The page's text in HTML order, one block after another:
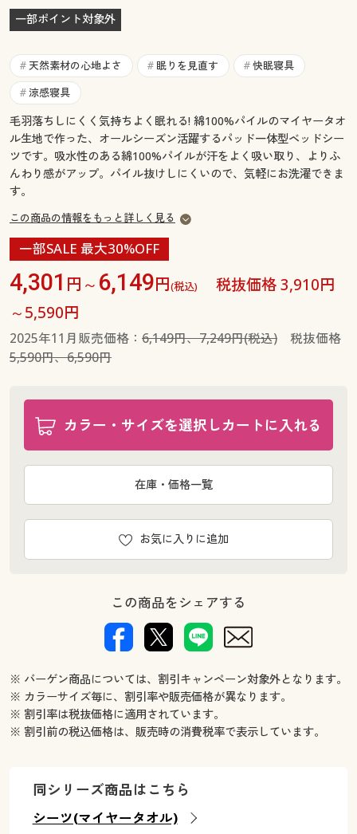
お気に入り
サポート
ご利用ガイド
よくある質問とお問い合わせ
サポート
よくある質問とお問い合わせ
一部ポイント対象外
# 天然素材の心地よさ # 眠りを見直す # 快眠寝具
# 涼感寝具
毛羽落ちしにくく気持ちよく眠れる! 綿100%パイルのマイヤータオ
ル生地で作った、オールシーズン活躍するパッド一体型ベッドシー
ツです。吸水性のある綿100%パイルが汗をよく吸い取り、よりふ
んわり感がアップ。パイル抜けしにくいので、気軽にお洗濯できま
す。
この商品の情報をもっと詳しく見る
一部SALE 最大30%OFF
4,301 円～ 6,149円(税込)
税抜価格 3,910円
～5,590円
2025年11月販売価格： 6,149円、7,249円(税込)税抜価格
5,590円、6,590円
カラー・サイズを選択しカートに入れる
お気に入りに追加
在庫・価格一覧
この商品をシェアする
※ バーゲン商品については、割引キャンペーン対象外となります。
※ カラーサイズ毎に、割引率や販売価格が異なります。
※ 割引率は税抜価格に適用されています。
※ 割引前の税込価格は、販売時の消費税率で表示しています。
同シリーズ商品はこちら
シーツ(マイヤータオル)